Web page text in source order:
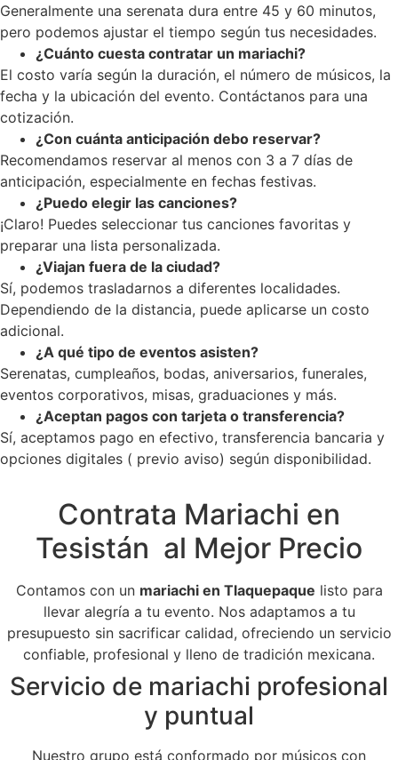
Generalmente una serenata dura entre 45 y 60 minutos,
pero podemos ajustar el tiempo según tus necesidades.
¿Cuánto cuesta contratar un mariachi?
El costo varía según la duración, el número de músicos, la
fecha y la ubicación del evento. Contáctanos para una
cotización.
¿Con cuánta anticipación debo reservar?
Recomendamos reservar al menos con 3 a 7 días de
anticipación, especialmente en fechas festivas.
¿Puedo elegir las canciones?
¡Claro! Puedes seleccionar tus canciones favoritas y
preparar una lista personalizada.
¿Viajan fuera de la ciudad?
Sí, podemos trasladarnos a diferentes localidades.
Dependiendo de la distancia, puede aplicarse un costo
adicional.
¿A qué tipo de eventos asisten?
Serenatas, cumpleaños, bodas, aniversarios, funerales,
eventos corporativos, misas, graduaciones y más.
¿Aceptan pagos con tarjeta o transferencia?
Sí, aceptamos pago en efectivo, transferencia bancaria y
opciones digitales ( previo aviso) según disponibilidad.
Contrata Mariachi en
Tesistán al Mejor Precio
Contamos con un mariachi en Tlaquepaque listo para
llevar alegría a tu evento. Nos adaptamos a tu
presupuesto sin sacrificar calidad, ofreciendo un servicio
confiable, profesional y lleno de tradición mexicana.
Servicio de mariachi profesional
y puntual
Nuestro grupo está conformado por músicos con